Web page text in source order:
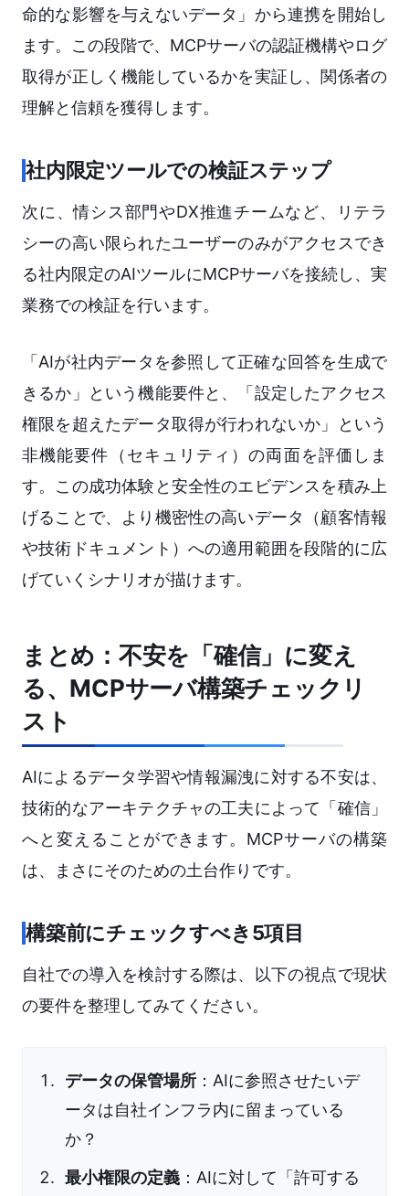
命的な影響を与えないデータ」から連携を開始し
ます。この段階で、MCPサーバの認証機構やログ
取得が正しく機能しているかを実証し、関係者の
理解と信頼を獲得します。
社内限定ツールでの検証ステップ
次に、情シス部門やDX推進チームなど、リテラ
シーの高い限られたユーザーのみがアクセスでき
る社内限定のAIツールにMCPサーバを接続し、実
業務での検証を行います。
「AIが社内データを参照して正確な回答を生成で
きるか」という機能要件と、「設定したアクセス
権限を超えたデータ取得が行われないか」という
非機能要件（セキュリティ）の両面を評価しま
す。この成功体験と安全性のエビデンスを積み上
げることで、より機密性の高いデータ（顧客情報
や技術ドキュメント）への適用範囲を段階的に広
げていくシナリオが描けます。
まとめ：不安を「確信」に変え
る、MCPサーバ構築チェックリ
スト
AIによるデータ学習や情報漏洩に対する不安は、
技術的なアーキテクチャの工夫によって「確信」
へと変えることができます。MCPサーバの構築
は、まさにそのための土台作りです。
構築前にチェックすべき5項目
自社での導入を検討する際は、以下の視点で現状
の要件を整理してみてください。
データの保管場所 ：AIに参照させたいデ
ータは自社インフラ内に留まっている
か？
最小権限の定義 ：AIに対して「許可する